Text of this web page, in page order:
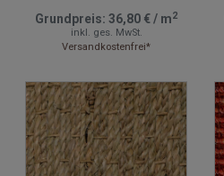
Grundpreis: 36,80 €/ m2
inkl. ges. MwSt.
Versandkostenfrei*